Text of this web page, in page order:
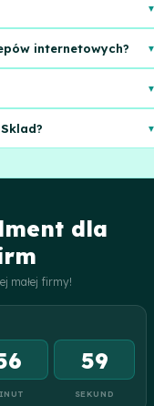
internetowych?
dla
małej firmy!
58
SEKUND